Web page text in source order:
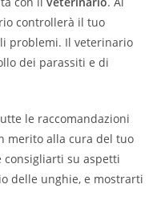
controllerà il tuo
problemi. Il veterinario
dei parassiti e di
le raccomandazioni
merito alla cura del tuo
consigliarti su aspetti
delle unghie, e mostrarti